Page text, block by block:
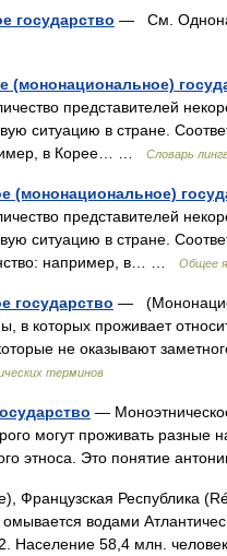
государство — См.
(мононациональное)
представителей
ситуацию в стране.
в Корее… …
Словарь
(мононациональное)
представителей
ситуацию в стране.
например, в… …
Общее
государство —
в которых проживает
не оказывают
терминов
—
могут проживать
этноса. Это понятие
Французская Республика
омывается водами
Население 58,4 млн.